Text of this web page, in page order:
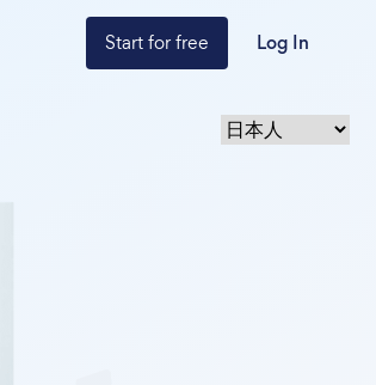
Start for free Log In